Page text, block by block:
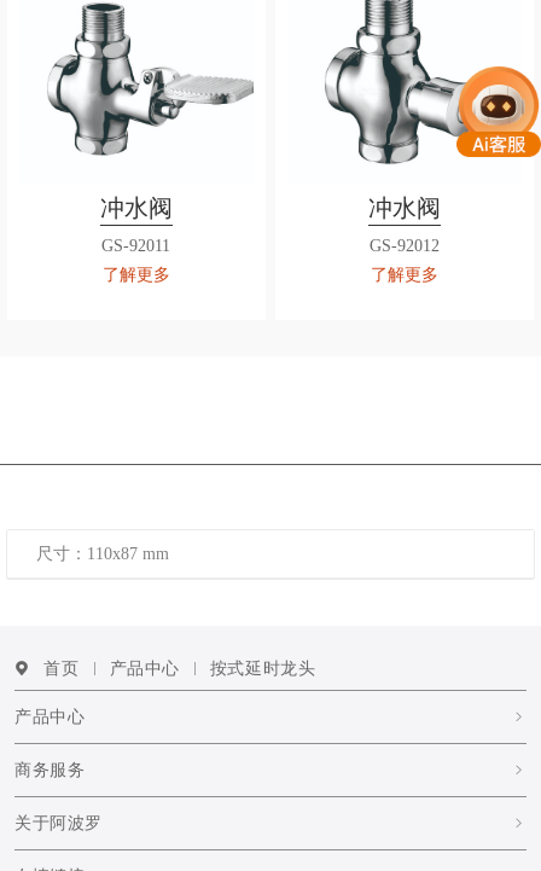
冲水阀
GS-92011
了解更多
冲水阀
GS-92012
了解更多
尺寸：110x87 mm
首页 产品中心 按式延时龙头
产品中心
商务服务
关于阿波罗